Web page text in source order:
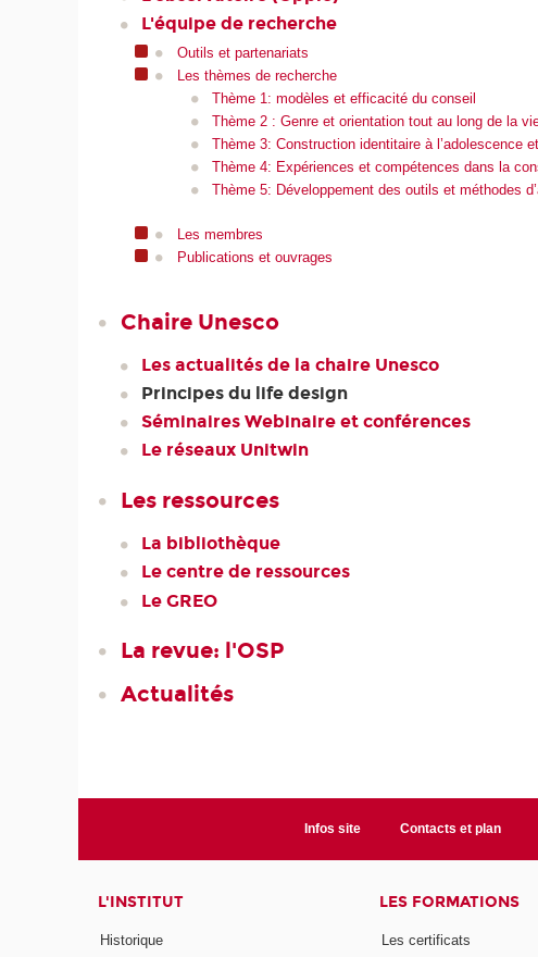
L'équipe de recherche
Outils et partenariats
Les thèmes de recherche
Thème 1: modèles et efficacité du conseil
Thème 2 : Genre et orientation tout au long de la
Thème 3: Construction identitaire à l’adolescence
Thème 4: Expériences et compétences dans la
Thème 5: Développement des outils et méthodes
Les membres
Publications et ouvrages
Chaire Unesco
Les actualités de la chaire Unesco
Principes du life design
Séminaires Webinaire et conférences
Le réseaux Unitwin
Les ressources
La bibliothèque
Le centre de ressources
Le GREO
La revue: l'OSP
Actualités
Infos site Contacts et plan
L'INSTITUT
Historique
LES FORMATIONS
Les certificats